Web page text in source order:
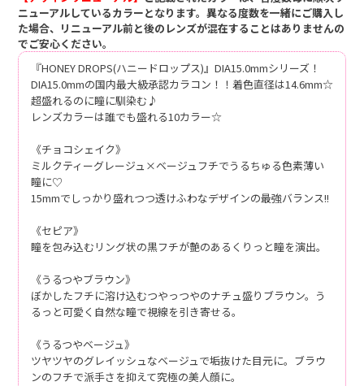
ニューアルしているカラーとなります。異なる度数を一緒にご購入し
た場合、リニューアル前と後のレンズが混在することはありませんの
でご安心ください。
『HONEY DROPS(ハニードロップス)』DIA15.0mmシリーズ！
DIA15.0mmの国内最大級承認カラコン！！着色直径は14.6mm☆
超盛れるのに瞳に馴染む♪
レンズカラーは誰でも盛れる10カラー☆
《チョコシェイク》
ミルクティーグレージュ×ベージュフチでうるちゅる色素薄い
瞳に♡
15mmでしっかり盛れつつ透けふわなデザインの最強バランス!!
《セピア》
瞳を包み込むリング状の黒フチが艶のあるくりっと瞳を演出。
《うるつやブラウン》
ぼかしたフチに溶け込むつやっつやのナチュ盛りブラウン。う
るっと可愛く自然な瞳で視線を引き寄せる。
《うるつやベージュ》
ツヤツヤのグレイッシュなベージュで垢抜けた目元に。ブラウ
ンのフチで派手さを抑えて究極の美人顔に。